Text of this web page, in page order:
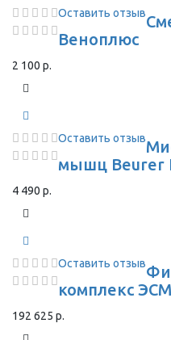
Оставить отзыв
Веноплюс
2 100 р.
Оставить отзыв
мышц Beurer
4 490 р.
Оставить отзыв
комплекс
192 625 р.